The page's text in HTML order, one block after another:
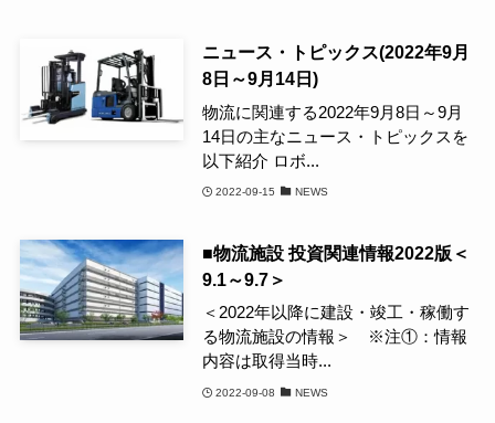
ニュース・トピックス(2022年9月
8日～9月14日)
物流に関連する2022年9月8日～9月
14日の主なニュース・トピックスを
以下紹介 ロボ...
2022-09-15 NEWS
■物流施設 投資関連情報2022版＜
9.1～9.7＞
＜2022年以降に建設・竣工・稼働す
る物流施設の情報＞ ※注①：情報
内容は取得当時...
2022-09-08 NEWS